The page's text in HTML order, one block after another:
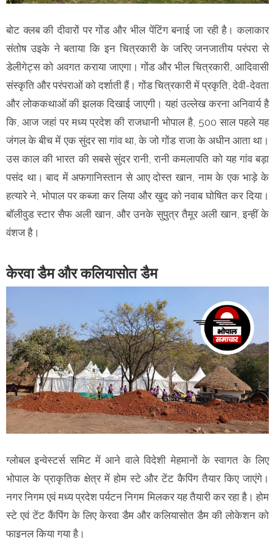
बोट क्लब की दीवारों पर गोंड और भील पेंटिंग बनाई जा रही है। कलाकार
संतोष उइके ने बताया कि इन चित्रकारी के जरिए जनजातीय परंपरा से
डेलीगेट्स को अवगत कराया जाएगा। गोंड और भील चित्रकारी, आदिवासी
संस्कृति और परंपराओं को दर्शाती हैं। गोंड चित्रकारी में प्रकृति, देवी-देवता
और लोककथाओं की झलक दिखाई जाएगी। यहां उल्लेख करना अनिवार्य है
कि, आज जहां पर मध्य प्रदेश की राजधानी भोपाल है, 500 साल पहले यह
जंगल के बीच में एक सुंदर सा गांव था, के जो गोंड राजा के अधीन आता था।
उस काल की भारत की सबसे सुंदर रानी, रानी कमलापति को यह गांव बड़ा
पसंद था। बाद में अफगानिस्तान से आए दोस्त खान, नाम के एक भाड़े के
हत्यारे ने, भोपाल पर कब्जा कर लिया और खुद को नवाब घोषित कर दिया।
बॉलीवुड स्टार सैफ अली खान, और उनके सुपुत्र तैमूर अली खान, इन्हीं के
वंशज है।
केरवा डैम और कलियासोत डैम
ग्लोबल इन्वेस्टर्स समिट में आने वाले विदेशी मेहमानों के स्वागत के लिए
भोपाल के प्राकृतिक क्षेत्र में होम स्टे और टेंट कैपिंग तैयार किए जाएंगे।
नगर निगम एवं मध्य प्रदेश पर्यटन निगम मिलकर यह तैयारी कर रहा है। होम
स्टे एवं टेंट कैंपिंग के लिए केरवा डैम और कलियासोत डैम की लोकेशन को
फाइनल किया गया है।